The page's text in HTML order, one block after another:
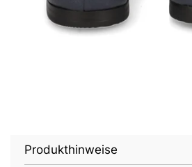
Produkthinweise